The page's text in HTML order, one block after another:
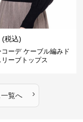
(税込)
コーデ ケーブル編みド
ーブトップス
一覧へ ›